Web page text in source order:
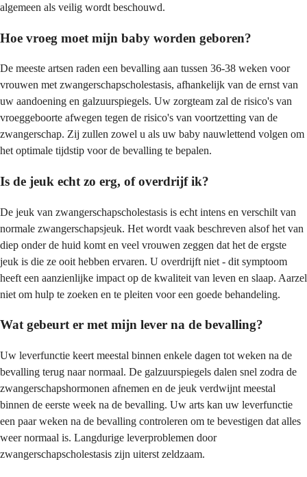
algemeen als veilig wordt beschouwd.
Hoe vroeg moet mijn baby worden geboren?
De meeste artsen raden een bevalling aan tussen 36-38 weken voor
vrouwen met zwangerschapscholestasis, afhankelijk van de ernst van
uw aandoening en galzuurspiegels. Uw zorgteam zal de risico's van
vroeggeboorte afwegen tegen de risico's van voortzetting van de
zwangerschap. Zij zullen zowel u als uw baby nauwlettend volgen om
het optimale tijdstip voor de bevalling te bepalen.
Is de jeuk echt zo erg, of overdrijf ik?
De jeuk van zwangerschapscholestasis is echt intens en verschilt van
normale zwangerschapsjeuk. Het wordt vaak beschreven alsof het van
diep onder de huid komt en veel vrouwen zeggen dat het de ergste
jeuk is die ze ooit hebben ervaren. U overdrijft niet - dit symptoom
heeft een aanzienlijke impact op de kwaliteit van leven en slaap. Aarzel
niet om hulp te zoeken en te pleiten voor een goede behandeling.
Wat gebeurt er met mijn lever na de bevalling?
Uw leverfunctie keert meestal binnen enkele dagen tot weken na de
bevalling terug naar normaal. De galzuurspiegels dalen snel zodra de
zwangerschapshormonen afnemen en de jeuk verdwijnt meestal
binnen de eerste week na de bevalling. Uw arts kan uw leverfunctie
een paar weken na de bevalling controleren om te bevestigen dat alles
weer normaal is. Langdurige leverproblemen door
zwangerschapscholestasis zijn uiterst zeldzaam.